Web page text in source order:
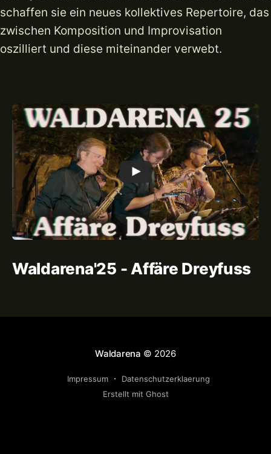
schaffen sie ein neues kollektives Repertoire, das
zwischen Komposition und Improvisation
oszilliert und diese miteinander verwebt.
Waldarena'25 - Affäre Dreyfuss
Waldarena © 2026
Impressum
Datenschutzerklaerung
Erstellt mit Ghost